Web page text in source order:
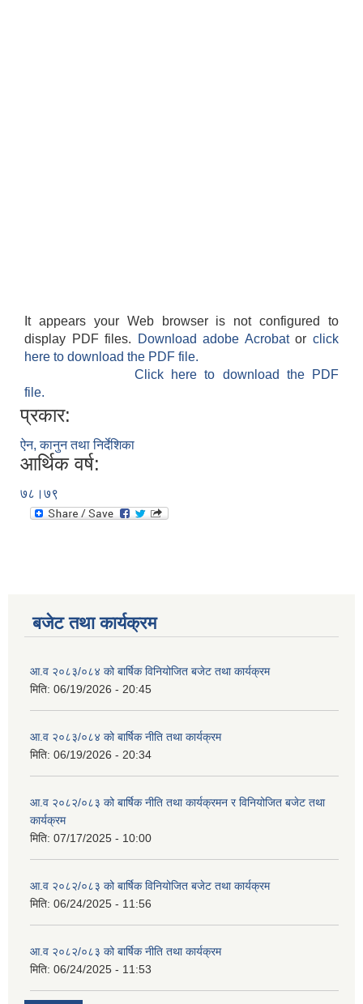
It appears your Web browser is not configured to
display PDF files.
Download adobe Acrobatorclick
here to download the PDF file.
Click here to download the PDF
file.
प्रकार:
ऐन, कानुन तथा निर्देशिका
आर्थिक वर्ष:
७८।७९
बजेट तथा कार्यक्रम
आ.व २०८३/०८४ को बार्षिक विनियोजित बजेट तथा कार्यक्रम
मिति: 06/19/2026 - 20:45
आ.व २०८३/०८४ को बार्षिक नीति तथा कार्यक्रम
मिति: 06/19/2026 - 20:34
आ.व २०८२/०८३ को बार्षिक नीति तथा कार्यक्रमन र विनियोजित बजेट तथा
कार्यक्रम
मिति: 07/17/2025 - 10:00
आ.व २०८२/०८३ को बार्षिक विनियोजित बजेट तथा कार्यक्रम
मिति: 06/24/2025 - 11:56
आ.व २०८२/०८३ को बार्षिक नीति तथा कार्यक्रम
मिति: 06/24/2025 - 11:53